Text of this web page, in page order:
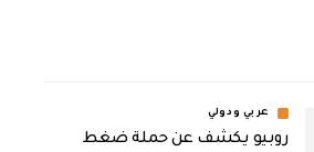
عربي ودولي
روبيو يكشف عن حملة ضغط